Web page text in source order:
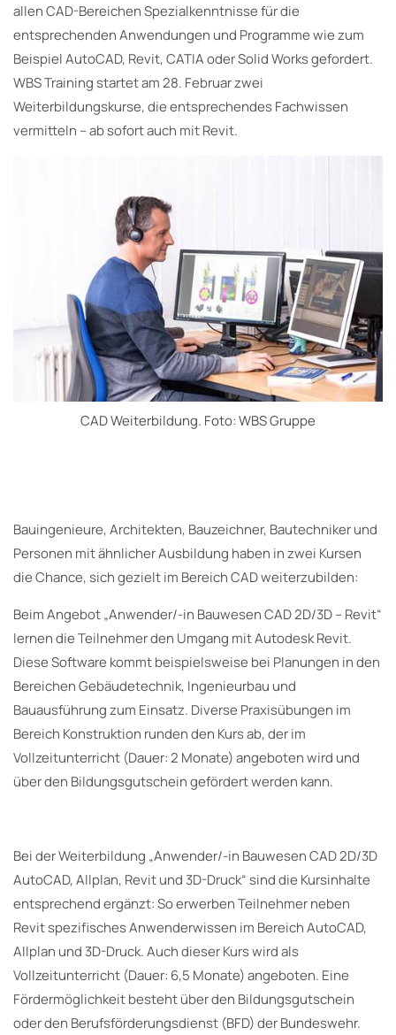
allen CAD-Bereichen Spezialkenntnisse für die
entsprechenden Anwendungen und Programme wie zum
Beispiel AutoCAD, Revit, CATIA oder Solid Works gefordert.
WBS Training startet am 28. Februar zwei
Weiterbildungskurse, die entsprechendes Fachwissen
vermitteln – ab sofort auch mit Revit.
CAD Weiterbildung. Foto: WBS Gruppe
Bauingenieure, Architekten, Bauzeichner, Bautechniker und
Personen mit ähnlicher Ausbildung haben in zwei Kursen
die Chance, sich gezielt im Bereich CAD weiterzubilden:
Beim Angebot „Anwender/-in Bauwesen CAD 2D/3D – Revit“
lernen die Teilnehmer den Umgang mit Autodesk Revit.
Diese Software kommt beispielsweise bei Planungen in den
Bereichen Gebäudetechnik, Ingenieurbau und
Bauausführung zum Einsatz. Diverse Praxisübungen im
Bereich Konstruktion runden den Kurs ab, der im
Vollzeitunterricht (Dauer: 2 Monate) angeboten wird und
über den Bildungsgutschein gefördert werden kann.
Bei der Weiterbildung „Anwender/-in Bauwesen CAD 2D/3D
AutoCAD, Allplan, Revit und 3D-Druck“ sind die Kursinhalte
entsprechend ergänzt: So erwerben Teilnehmer neben
Revit spezifisches Anwenderwissen im Bereich AutoCAD,
Allplan und 3D-Druck. Auch dieser Kurs wird als
Vollzeitunterricht (Dauer: 6,5 Monate) angeboten. Eine
Fördermöglichkeit besteht über den Bildungsgutschein
oder den Berufsförderungsdienst (BFD) der Bundeswehr.